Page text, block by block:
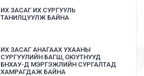
ИХ ЗАСАГ ИХ СУРГУУЛЬ
ТАНИЛЦУУЛЖ БАЙНА
ИХ ЗАСАГ АНАГААХ УХААНЫ
СУРГУУЛИЙН БАГШ, ОЮУТНУУД
БНХАУ-Д МЭРГЭЖЛИЙН СУРГАЛТАД
ХАМРАГДАЖ БАЙНА